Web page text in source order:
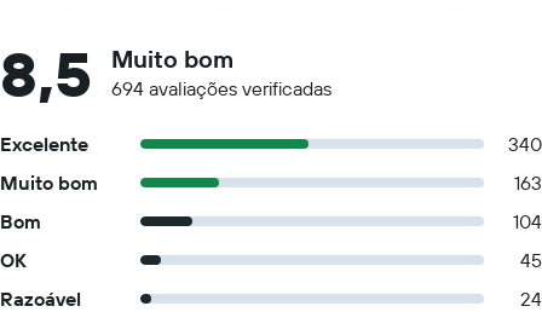
8,5 Muito bom
694 avaliações verificadas
Excelente
340
Muito bom
163
Bom
104
OK
45
Razoável
24